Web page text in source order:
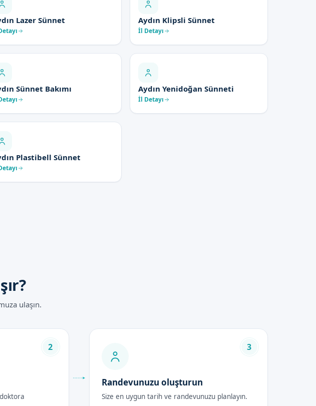
Lazer Sünnet Aydın Klipsli Sünnet
İl Detayı
Sünnet Bakımı Aydın Yenidoğan Sünneti
İl Detayı
Plastibell Sünnet
ulaşın.
2 3
Randevunuzu oluşturun
Size en uygun tarih ve randevunuzu planlayın.